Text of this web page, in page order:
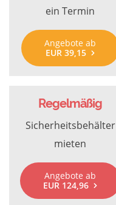
ein Termin
Angebote ab
EUR 39,15
Regelmäßig
Sicherheitsbehälter
mieten
Angebote ab
EUR 124,96